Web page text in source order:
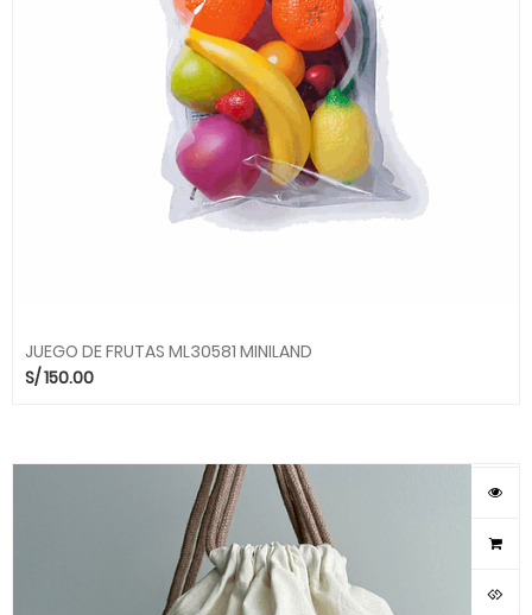
JUEGO DE FRUTAS ML30581 MINILAND
S/150.00